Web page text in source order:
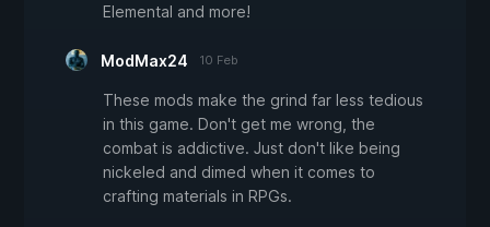
Elemental and more!
ModMax24 10 Feb
These mods make the grind far less tedious
in this game. Don't get me wrong, the
combat is addictive. Just don't like being
nickeled and dimed when it comes to
crafting materials in RPGs.